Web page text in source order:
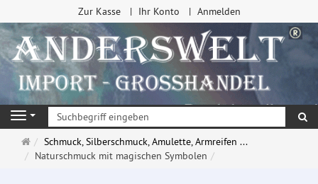
Zur Kasse Ihr Konto Anmelden
Navigation
Startseite
Schmuck, Silberschmuck, Amulette, Armreifen ...
Naturschmuck mit magischen Symbolen